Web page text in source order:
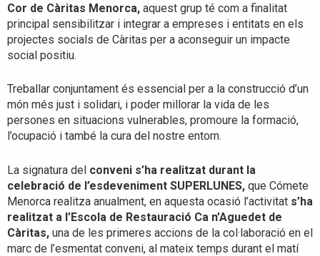
Cor de Càritas Menorca, aquest grup té com a finalitat
principal sensibilitzar i integrar a empreses i entitats en els
projectes socials de Càritas per a aconseguir un impacte
social positiu.
Treballar conjuntament és essencial per a la construcció d’un
món més just i solidari, i poder millorar la vida de les
persones en situacions vulnerables, promoure la formació,
l’ocupació i també la cura del nostre entorn.
La signatura del conveni s’ha realitzat durant la
celebració de l’esdeveniment SUPERLUNES, que Cómete
Menorca realitza anualment, en aquesta ocasió l’activitat s’ha
realitzat a l’Escola de Restauració Ca n’Aguedet de
Càritas, una de les primeres accions de la col·laboració en el
marc de l’esmentat conveni, al mateix temps durant el matí